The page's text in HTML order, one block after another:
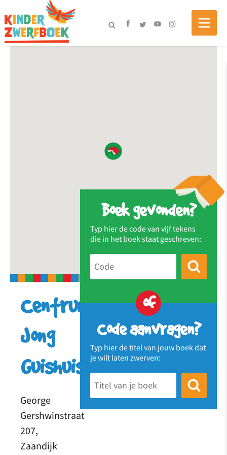
Boek gevonden?
Typ hier de code van vijf tekens
die in het boek staat geschreven:
of
Code aanvragen?
Typ hier de titel van jouw boek dat
je wilt laten zwerven:
Centrum
Jong
Guishuis
George
Gershwinstraat
207,
Zaandijk